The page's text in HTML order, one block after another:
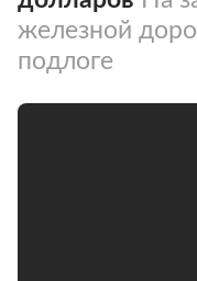
железной
подлоге